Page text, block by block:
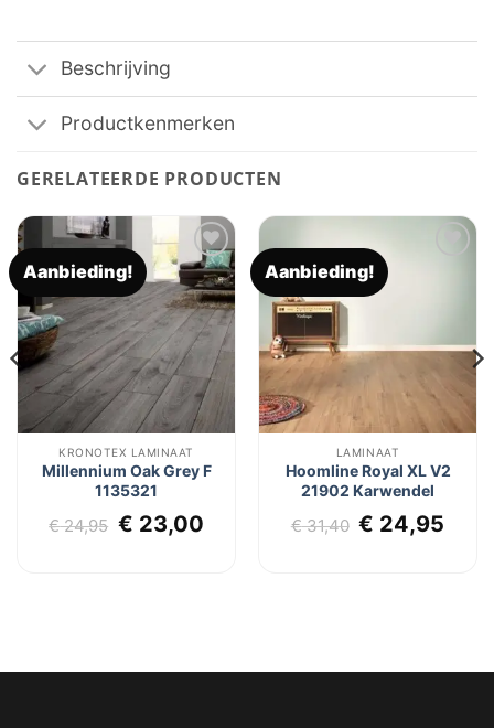
Beschrijving
Productkenmerken
GERELATEERDE PRODUCTEN
Aanbieding!
Toevoegen
aan
verlanglijst
KRONOTEX LAMINAAT
Millennium Oak Grey F
1135321
€24,95 Oorspronkelijke
€ 23,00Huidige
Aanbieding!
LAMINAAT
Hoomline Royal XL V2
21902 Karwendel
€31,40 € 24,95